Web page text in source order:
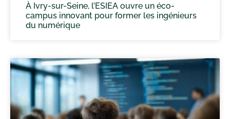
À Ivry-sur-Seine, l’ESIEA ouvre un éco-
campus innovant pour former les ingénieurs
du numérique